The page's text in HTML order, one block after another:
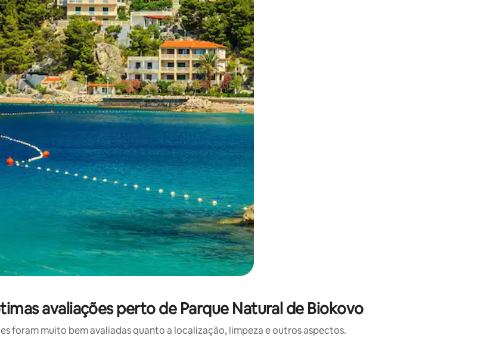
seta para cima e para baixo do teclado ou tocando e deslizando o dedo na tela.
avaliações perto de Parque Natural de Biokovo
foram muito bem avaliadas quanto a localização, limpeza e outros aspectos.